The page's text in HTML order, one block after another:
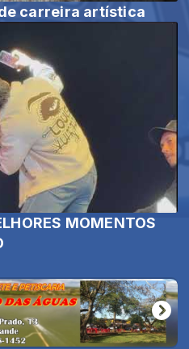
carreira artística
MOMENTOS